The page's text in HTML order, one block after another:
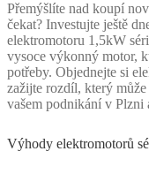
Přemýšlíte nad koupí
čekat? Investujte ještě
elektromotoru 1,5kW
vysoce výkonný motor,
potřeby. Objednejte si
zažijte rozdíl, který
vašem podnikání v Plzni
Výhody elektromotorů